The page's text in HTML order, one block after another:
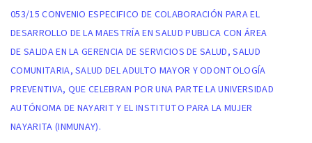
053/15 CONVENIO ESPECIFICO DE COLABORACIÓN PARA EL
DESARROLLO DE LA MAESTRÍA EN SALUD PUBLICA CON ÁREA
DE SALIDA EN LA GERENCIA DE SERVICIOS DE SALUD, SALUD
COMUNITARIA, SALUD DEL ADULTO MAYOR Y ODONTOLOGÍA
PREVENTIVA, QUE CELEBRAN POR UNA PARTE LA UNIVERSIDAD
AUTÓNOMA DE NAYARIT Y EL INSTITUTO PARA LA MUJER
NAYARITA (INMUNAY).